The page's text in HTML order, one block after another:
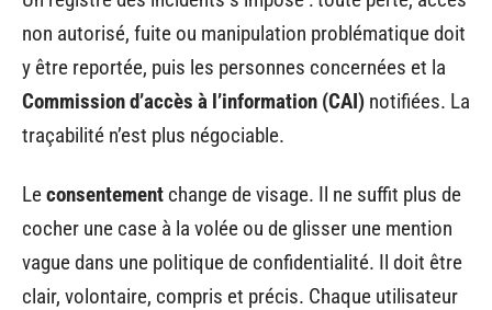
non autorisé, fuite ou manipulation problématique doit
y être reportée, puis les personnes concernées et la
Commission d’accès à l’information (CAI) notifiées. La
traçabilité n’est plus négociable.
Leconsentement change de visage. Il ne suffit plus de
cocher une case à la volée ou de glisser une mention
vague dans une politique de confidentialité. Il doit être
clair, volontaire, compris et précis. Chaque utilisateur